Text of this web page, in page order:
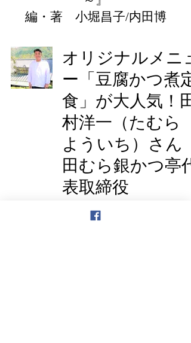
​編・著 小堀昌子/内田博
オリジナルメニュ
ー「豆腐かつ煮定
食」が大人気！田
村洋一（たむら
よういち）さん
田むら銀かつ亭代
表取締役